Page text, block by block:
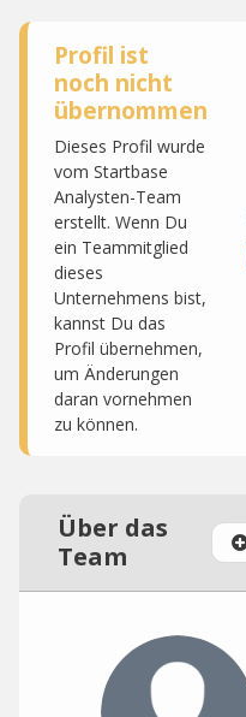
Profil ist
noch nicht
übernommen
Dieses Profil wurde
vom Startbase
Analysten-Team
erstellt. Wenn Du
ein Teammitglied
dieses
Unternehmens bist,
kannst Du das
Profil übernehmen,
um Änderungen
daran vornehmen
zu können.
Über das
Team